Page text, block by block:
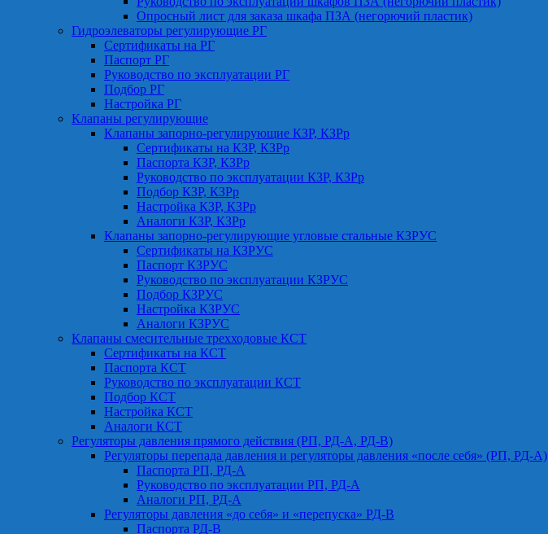
Опросный лист для заказа шкафа ПЗА (негорючий пластик)
Гидроэлеваторы регулирующие РГ
Сертификаты на РГ
Паспорт РГ
Руководство по эксплуатации РГ
Подбор РГ
Настройка РГ
Клапаны регулирующие
Клапаны запорно-регулирующие КЗР, КЗРр
Сертификаты на КЗР, КЗРр
Паспорта КЗР, КЗРр
Руководство по эксплуатации КЗР, КЗРр
Подбор КЗР, КЗРр
Настройка КЗР, КЗРр
Аналоги КЗР, КЗРр
Клапаны запорно-регулирующие угловые стальные КЗРУС
Сертификаты на КЗРУС
Паспорт КЗРУС
Руководство по эксплуатации КЗРУС
Подбор КЗРУС
Настройка КЗРУС
Аналоги КЗРУС
Клапаны смесительные трехходовые КСТ
Сертификаты на КСТ
Паспорта КСТ
Руководство по эксплуатации КСТ
Подбор КСТ
Настройка КСТ
Аналоги КСТ
Регуляторы давления прямого действия (РП, РД-А, РД-В)
Регуляторы перепада давления и регуляторы давления «после себя» (РП, РД-А)
Паспорта РП, РД-А
Руководство по эксплуатации РП, РД-А
Аналоги РП, РД-А
Регуляторы давления «до себя» и «перепуска» РД-В
Паспорта РД-В